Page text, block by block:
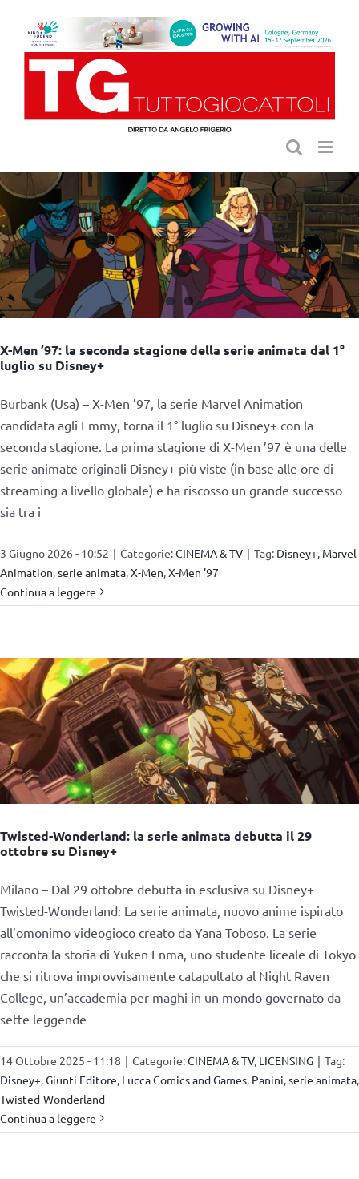
contenuto
X-Men ’97: la seconda stagione della serie animata dal 1°
luglio su Disney+
Burbank (Usa) – X-Men ’97, la serie Marvel Animation
candidata agli Emmy, torna il 1° luglio su Disney+ con la
seconda stagione. La prima stagione di X-Men ’97 è una delle
serie animate originali Disney+ più viste (in base alle ore di
streaming a livello globale) e ha riscosso un grande successo
sia tra i
3 Giugno 2026 - 10:52 | Categorie:CINEMA & TV | Tag: Disney+ Marvel
Animation serie animata X-Men X-Men ’97
Continua a leggere
Twisted-Wonderland: la serie animata debutta il 29
ottobre su Disney+
Milano – Dal 29 ottobre debutta in esclusiva su Disney+
Twisted-Wonderland: La serie animata, nuovo anime ispirato
all’omonimo videogioco creato da Yana Toboso. La serie
racconta la storia di Yuken Enma, uno studente liceale di Tokyo
che si ritrova improvvisamente catapultato al Night Raven
College, un’accademia per maghi in un mondo governato da
sette leggende
14 Ottobre 2025 - 11:18 | Categorie:CINEMA & TV, LICENSING | Tag:
Disney+,Giunti Editore, Lucca Comics and Games, Panini,serie animata,
Twisted-Wonderland
Continua a leggere